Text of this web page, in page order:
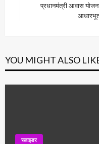
प्रधानमंत्री आवास
आधारभूत
YOU MIGHT ALSO
स्लाइडर